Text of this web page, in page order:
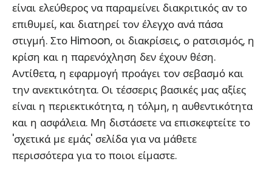
είναι ελεύθερος να παραμείνει διακριτικός αν το
επιθυμεί, και διατηρεί τον έλεγχο ανά πάσα
στιγμή. Στο Himoon, οι διακρίσεις, ο ρατσισμός, η
κρίση και η παρενόχληση δεν έχουν θέση.
Αντίθετα, η εφαρμογή προάγει τον σεβασμό και
την ανεκτικότητα. Οι τέσσερις βασικές μας αξίες
είναι η περιεκτικότητα, η τόλμη, η αυθεντικότητα
και η ασφάλεια. Μη διστάσετε να επισκεφτείτε το
'σχετικά με εμάς' σελίδα για να μάθετε
περισσότερα για το ποιοι είμαστε.